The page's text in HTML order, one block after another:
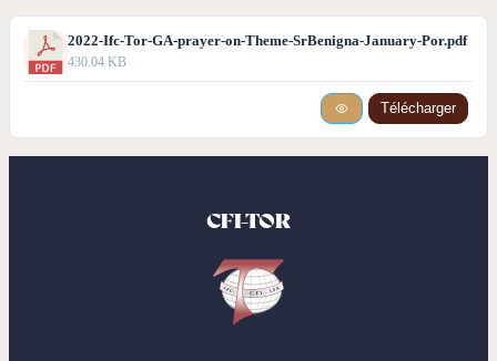
2022-Ifc-Tor-GA-prayer-on-Theme-SrBenigna-January-Por.pdf
430.04 KB
Télécharger
CFI-TOR